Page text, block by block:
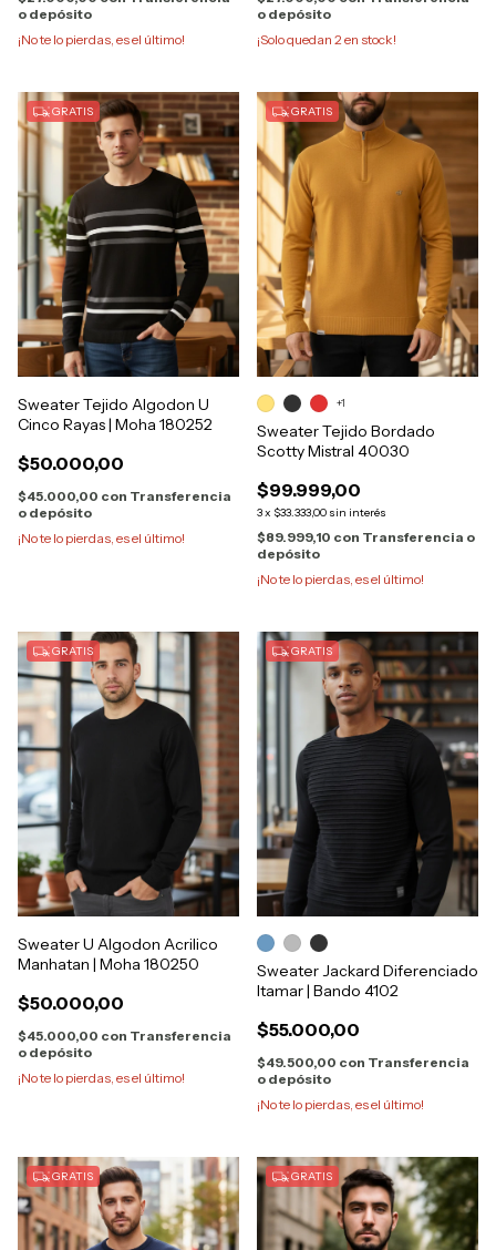
o depósito
¡No te lo pierdas, es el último!
o depósito
¡Solo quedan 2 en stock!
GRATIS
Sweater Tejido Algodon U
Cinco Rayas | Moha 180252
$50.000,00
$45.000,00 con Transferencia
o depósito
¡No te lo pierdas, es el último!
GRATIS
Sweater Tejido Bordado
Scotty Mistral 40030
$99.999,00
3x $33.333,00 sin interés
$89.999,10 con Transferencia o
depósito
¡No te lo pierdas, es el último!
+1
GRATIS
Sweater U Algodon Acrilico
Manhatan | Moha 180250
$50.000,00
$45.000,00 con Transferencia
o depósito
¡No te lo pierdas, es el último!
GRATIS
Sweater Jackard Diferenciado
Itamar | Bando 4102
$55.000,00
$49.500,00 con Transferencia
o depósito
¡No te lo pierdas, es el último!
GRATIS GRATIS